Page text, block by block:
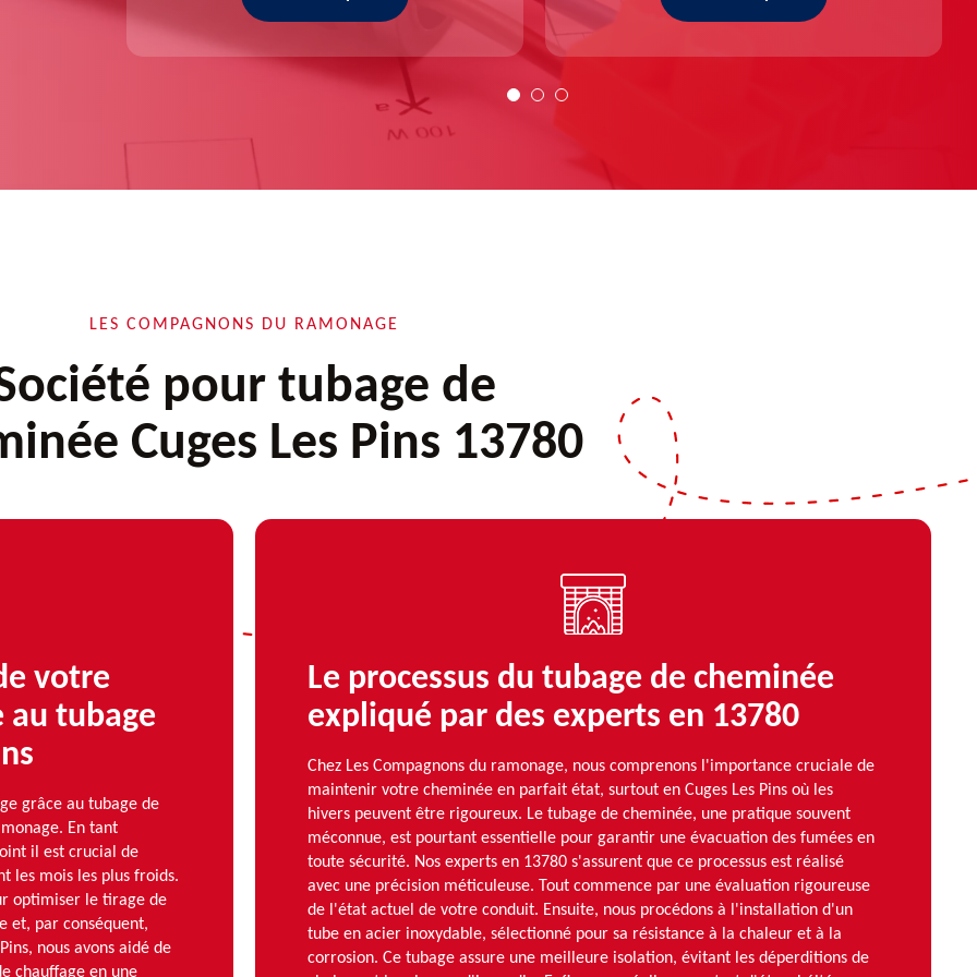
LES COMPAGNONS DU RAMONAGE
pour tubage de
Cuges Les Pins 13780
votre
au tubage
grâce au tubage de
En tant
il est crucial de
les mois les plus froids.
optimiser le tirage de
et, par conséquent,
nous avons aidé de
chauffage en une
Le processus du tubage de cheminée
expliqué par des experts en 13780
Chez Les Compagnons du ramonage, nous comprenons l'importance cruciale de
maintenir votre cheminée en parfait état, surtout en Cuges Les Pins où les
hivers peuvent être rigoureux. Le tubage de cheminée, une pratique souvent
méconnue, est pourtant essentielle pour garantir une évacuation des fumées en
toute sécurité. Nos experts en 13780 s'assurent que ce processus est réalisé
avec une précision méticuleuse. Tout commence par une évaluation rigoureuse
de l'état actuel de votre conduit. Ensuite, nous procédons à l'installation d'un
tube en acier inoxydable, sélectionné pour sa résistance à la chaleur et à la
corrosion. Ce tubage assure une meilleure isolation, évitant les déperditions de